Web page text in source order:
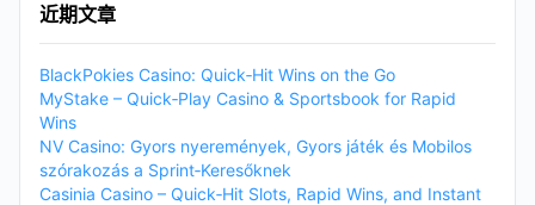
近期文章
BlackPokies Casino: Quick‑Hit Wins on the Go
MyStake – Quick‑Play Casino & Sportsbook for Rapid
Wins
NV Casino: Gyors nyeremények, Gyors játék és Mobilos
szórakozás a Sprint‑Keresőknek
Casinia Casino – Quick‑Hit Slots, Rapid Wins, and Instant